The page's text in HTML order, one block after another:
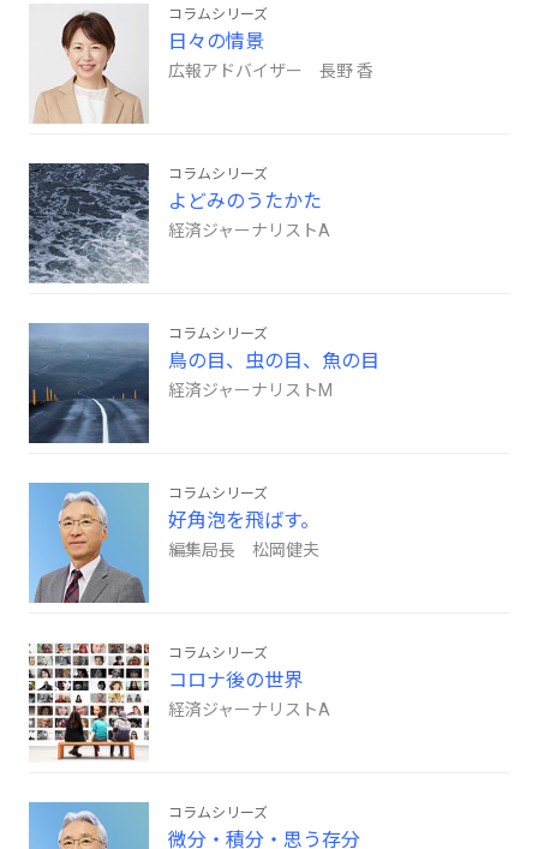
コラムシリーズ
日々の情景
広報アドバイザー 長野 香
コラムシリーズ
よどみのうたかた
経済ジャーナリストA
コラムシリーズ
鳥の目、虫の目、魚の目
経済ジャーナリストM
コラムシリーズ
好角泡を飛ばす。
編集局長 松岡健夫
コラムシリーズ
コロナ後の世界
経済ジャーナリストA
コラムシリーズ
微分・積分・思う存分